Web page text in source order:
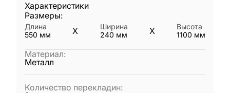
Характеристики
Размеры:
Длина
550 мм X
Ширина
240 мм X
Высота
1100 мм
Материал:
Металл
Количество перекладин: